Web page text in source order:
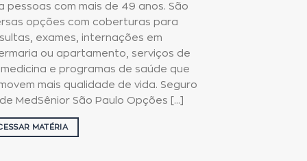
pessoas com mais de 49 anos. São
opções com coberturas para
exames, internações em
ou apartamento, serviços de
e programas de saúde que
mais qualidade de vida. Seguro
MedSênior São Paulo Opções [...]
MATÉRIA